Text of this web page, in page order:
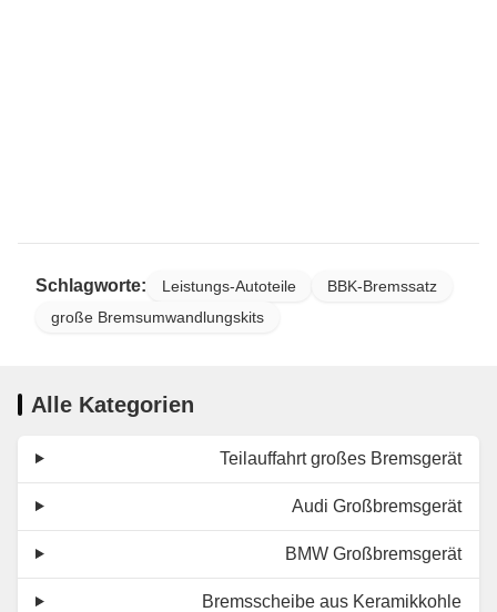
Schlagworte: Leistungs-Autoteile
BBK-Bremssatz
große Bremsumwandlungskits
Alle Kategorien
Teilauffahrt großes Bremsgerät
Audi Großbremsgerät
BMW Großbremsgerät
Bremsscheibe aus Keramikkohle